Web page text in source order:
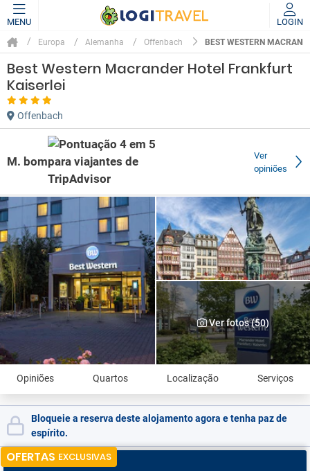
MENU LOGIN
Europa Alemanha Offenbach BEST WESTERN
Best Western Macrander Hotel Frankfurt
Kaiserlei
Offenbach
M. bom
Ver
opiniões
Ver fotos (50)
Opiniões Quartos Localização Serviços
Bloqueie a reserva deste alojamento agora e tenha paz de
espírito.
OFERTAS EXCLUSIVAS